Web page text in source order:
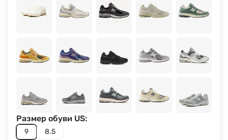
9 8.5
Размер обуви US: